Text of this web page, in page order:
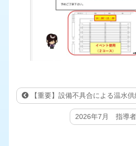
【重要】設備不具合による温水供
2026年7月 指導